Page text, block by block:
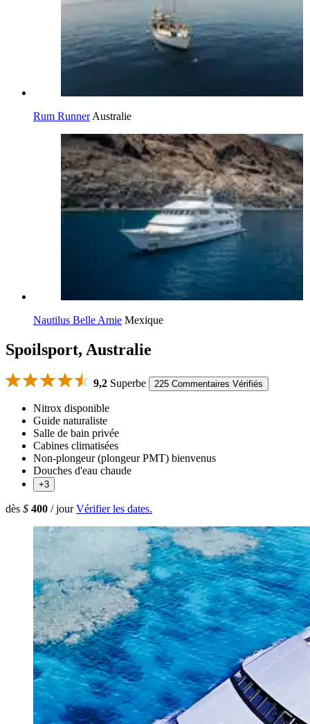
Rum Runner Australie
Nautilus Belle Amie Mexique
Spoilsport, Australie
9,2 Superbe 225 Commentaires Vérifiés
Nitrox disponible
Guide naturaliste
Salle de bain privée
Cabines climatisées
Non-plongeur (plongeur PMT) bienvenus
Douches d'eau chaude
+3
dès $ 400 / jour Vérifier les dates.